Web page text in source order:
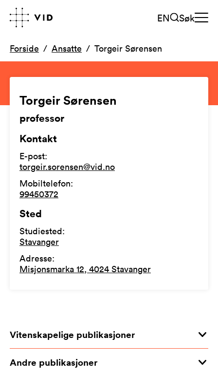
EN Søk
Forside Ansatte Torgeir Sørensen
Torgeir Sørensen
professor
Kontakt
E-post:
torgeir.sorensen@vid.no
Mobiltelefon:
99450372
Sted
Studiested:
Stavanger
Adresse:
Misjonsmarka 12, 4024 Stavanger
Vitenskapelige publikasjoner
Andre publikasjoner